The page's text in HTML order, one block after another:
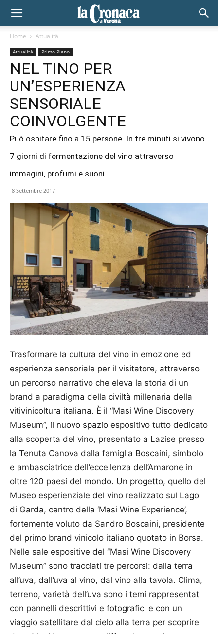
Home Attualità
Attualità Primo Piano
NEL TINO PER
UN’ESPERIENZA
SENSORIALE
COINVOLGENTE
Può ospitare fino a 15 persone. In tre minuti si vivono
7 giorni di fermentazione del vino attraverso
immagini, profumi e suoni
8 Settembre 2017
Trasformare la cultura del vino in emozione ed
esperienza sensoriale per il visitatore, attraverso
un percorso narrativo che eleva la storia di un
brand a paradigma della civiltà millenaria della
vitivinicoltura italiana. È il “Masi Wine Discovery
Museum”, il nuovo spazio espositivo tutto dedicato
alla scoperta del vino, presentato a Lazise presso
la Tenuta Canova dalla famiglia Boscaini, simbolo
e ambasciatrice dell’eccellenza dell’Ama­ro­ne in
oltre 120 paesi del mondo. Un progetto, quello del
Museo esperienziale del vino realizzato sul Lago
di Garda, centro della ‘Masi Wine Experience’,
fortemente voluto da Sandro Boscaini, presidente
del primo brand vinicolo italiano quotato in Borsa.
Nelle sale espositive del “Masi Wine Discovery
Museum” sono tracciati tre percorsi: dalla terra
all’uva, dall’uva al vino, dal vino alla tavola. Clima,
terreno, varietà dell’uva sono i temi rappresentati
con pannelli descrittivi e fotografici e con un
viaggio satellitare dal cielo alla terra per scoprire